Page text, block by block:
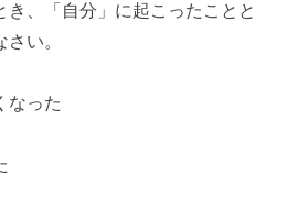
、「自分」に起こったことと
い。
なった